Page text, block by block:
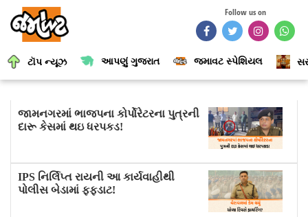
Follow us on
ટૉપ ન્યૂઝ આપણું ગુજરાત જમાવટ સ્પેશિયલ
જામનગરમાં ભાજપના કોર્પોરેટરના પુત્રની
દારૂ કેસમાં થઇ ધરપકડ!
IPS નિર્લિપ્ત રાયની આ કાર્યવાહીથી
પોલીસ બેડામાં ફફડાટ!